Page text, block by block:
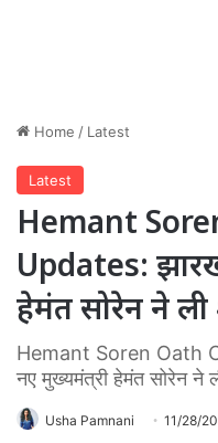
Home / Latest
Latest
Hemant
Updates:
हेमंत सोरेन ने
Hemant Soren Oath
नए मुख्यमंत्री हेमंत सोरेन ने
Usha Pamnani 11/28/